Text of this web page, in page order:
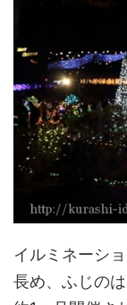
イルミネーシ
長め、ふじの